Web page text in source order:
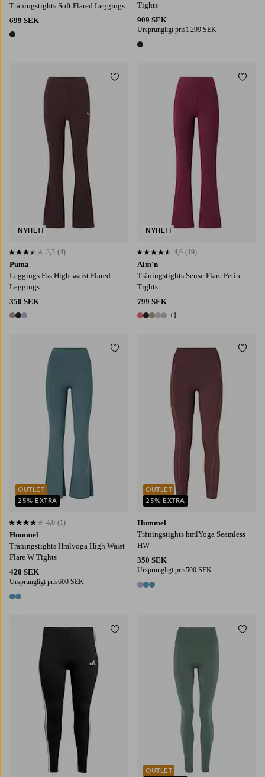
Träningstights Soft Flared Leggings
699 SEK
1 färg
Tights
909 SEK
Ursprungligt pris1 299 SEK
1 färg
Puma
Leggings Ess High-waist Flared
Leggings
350 SEK
3 färger
3,3 baserat på 4 st betyg
3,3 (4)
NYHET!
Lägg till i favoriter
Aim'n
Träningstights Sense Flare Petite
Tights
799 SEK
6 färger
+1
4,6 baserat på 19 st betyg
4,6 (19)
NYHET!
Hummel
Träningstights Hmlyoga High Waist
Flare W Tights
420 SEK
Ursprungligt pris600 SEK
2 färger
4,0 baserat på 1 st betyg
4,0 (1)
OUTLET
25% EXTRA
Lägg till i favoriter
Hummel
Träningstights hmlYoga Seamless
HW
350 SEK
Ursprungligt pris500 SEK
3 färger
OUTLET
25% EXTRA
Lägg till i favoriter
3XL
OUTLET